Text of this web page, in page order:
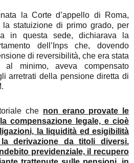
la Corte d’appello di Roma,
la statuizione di primo grado, per
in questa sede, dichiarava la
dell’Inps che, dovendo
di reversibilità, che era stata
al minimo, aveva compensato
arretrati della pensione diretta di
che non erano provate le
compensazione legale, e cioè
la liquidità ed esigibilità
derivazione da titoli diversi.
previdenziale, il recupero